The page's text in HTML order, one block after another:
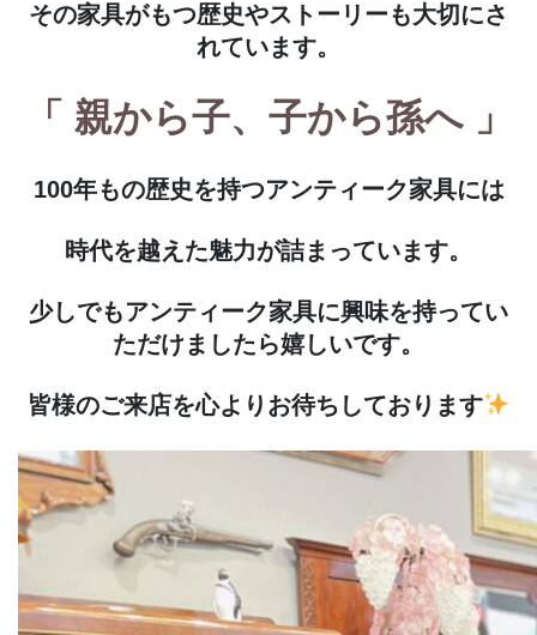
その家具がもつ歴史やストーリーも大切にさ
れています。
「 親から子、子から孫へ 」
100年もの歴史を持つアンティーク家具には
時代を越えた魅力が詰まっています。
少しでもアンティーク家具に興味を持ってい
ただけましたら嬉しいです。
皆様のご来店を心よりお待ちしております